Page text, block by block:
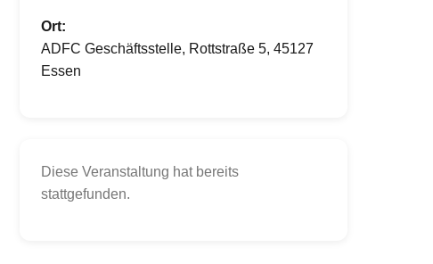
Ort:
ADFC Geschäftsstelle, Rottstraße 5, 45127
Essen
Diese Veranstaltung hat bereits
stattgefunden.